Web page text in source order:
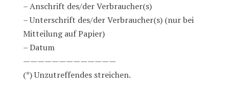
– Anschrift des/der Verbraucher(s)
– Unterschrift des/der Verbraucher(s) (nur bei
Mitteilung auf Papier)
– Datum
—————————————
(*) Unzutreffendes streichen.